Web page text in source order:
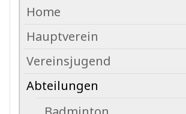
Home
Hauptverein
Vereinsjugend
Abteilungen